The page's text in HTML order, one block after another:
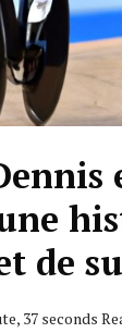
de
37 seconds